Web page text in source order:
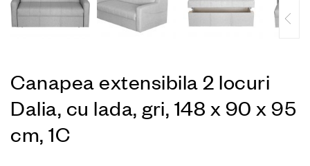
Canapea extensibila 2 locuri
Dalia, cu lada, gri, 148 x 90 x 95
cm, 1C